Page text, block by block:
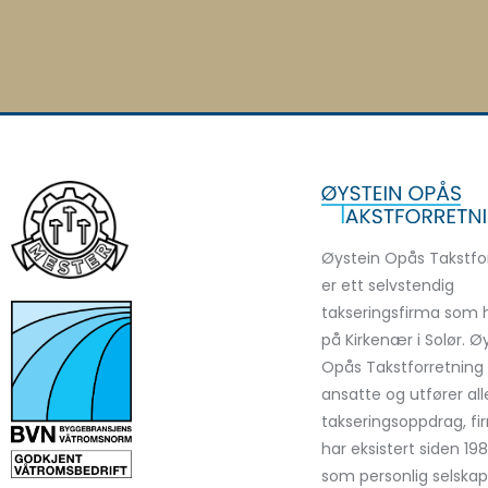
Øystein Opås
er ett selvstendig
takseringsfirma som
på Kirkenær i Solør.
Opås
ansatte og utfører
takseringsoppdrag,
har eksistert siden
som personlig